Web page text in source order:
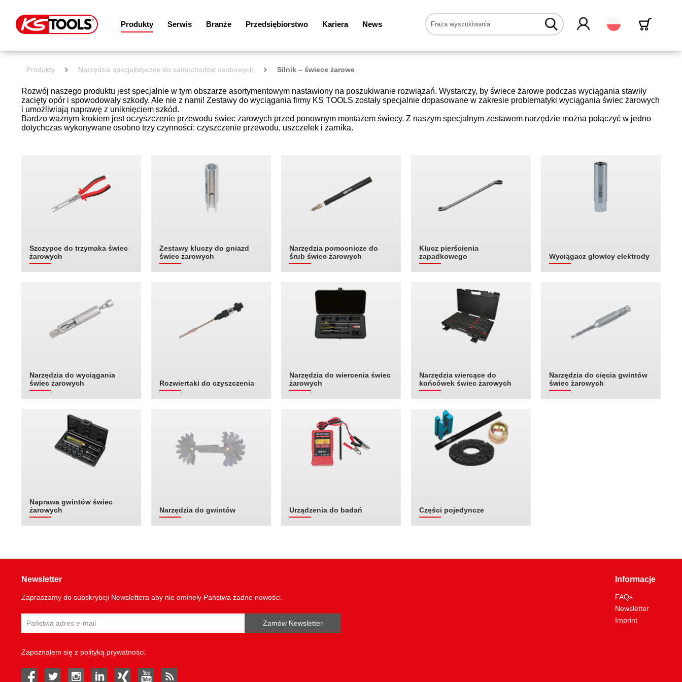
Produkty Serwis Branże Przedsiębiorstwo Kariera News Polski
Produkty Narzędzia specjalistyczne do samochodów osobowych Silnik – świece żarowe
Rozwój naszego produktu jest specjalnie w tym obszarze asortymentowym nastawiony na poszukiwanie rozwiązań. Wystarczy, by świece żarowe podczas wyciągania stawiły
zacięty opór i spowodowały szkody. Ale nie z nami! Zestawy do wyciągania firmy KS TOOLS zostały specjalnie dopasowane w zakresie problematyki wyciągania świec żarowych
i umożliwiają naprawę z uniknięciem szkód.
Bardzo ważnym krokiem jest oczyszczenie przewodu świec żarowych przed ponownym montażem świecy. Z naszym specjalnym zestawem narzędzie można połączyć w jedno
dotychczas wykonywane osobno trzy czynności: czyszczenie przewodu, uszczelek i żarnika.
Szczypce do trzymaka świec
żarowych
Zestawy kluczy do gniazd
świec żarowych
Narzędzia pomocnicze do
śrub świec żarowych
Klucz pierścienia
zapadkowego
Wyciągacz głowicy elektrody
Narzędzia do wyciągania
świec żarowych
Rozwiertaki do czyszczenia
Narzędzia do wiercenia świec
żarowych
Narzędzia wiercące do
końcówek świec żarowych
Narzędzia do cięcia gwintów
świec żarowych
Naprawa gwintów świec
żarowych
Narzędzia do gwintów Urządzenia do badań Części pojedyncze
Newsletter
Zapraszamy do subskrybcji Newslettera aby nie omineły Państwa żadne nowości.
Zamów Newsletter
Zapoznałem się z polityką prywatności
facebook twitter instagramlinked in Xing youtube
Informacje
FAQs
Newsletter
Imprint